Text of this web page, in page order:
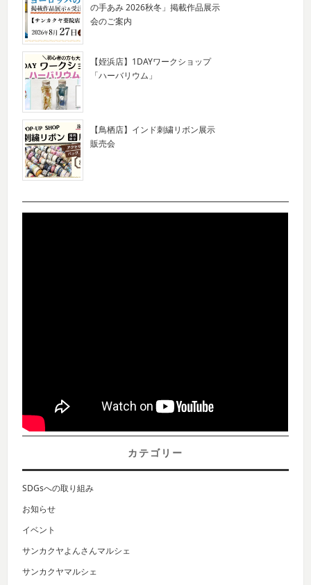
の手あみ 2026秋冬」掲載作品展示
会のご案内
【姪浜店】1DAYワークショップ
「ハーバリウム」
【鳥栖店】インド刺繍リボン展示
販売会
カテゴリー
SDGsへの取り組み
お知らせ
イベント
サンカクヤよんさんマルシェ
サンカクヤマルシェ